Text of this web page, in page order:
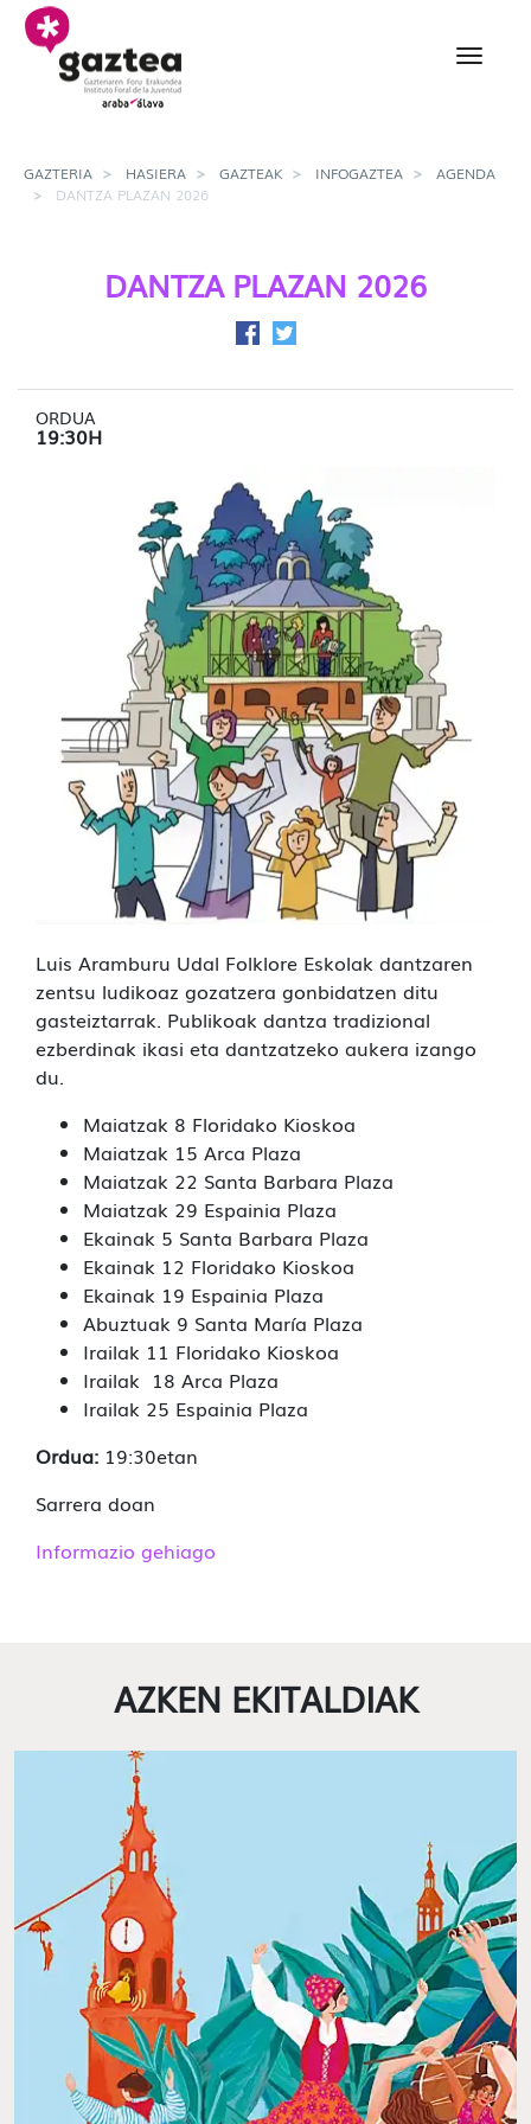
Eduki nagusira joan
Dantza Plazan 2026 -
GAZTERIA HASIERA GAZTEAK INFOGAZTEA
AGENDA
DANTZA PLAZAN 2026
DANTZA PLAZAN 2026
Facebook-en partekatu
Twitter-en partekatu
ORDUA
19:30H
Luis Aramburu Udal Folklore Eskolak dantzaren
zentsu ludikoaz gozatzera gonbidatzen ditu
gasteiztarrak. Publikoak dantza tradizional
ezberdinak ikasi eta dantzatzeko aukera izango
du.
Maiatzak 8 Floridako Kioskoa
Maiatzak 15 Arca Plaza
Maiatzak 22 Santa Barbara Plaza
Maiatzak 29 Espainia Plaza
Ekainak 5 Santa Barbara Plaza
Ekainak 12 Floridako Kioskoa
Ekainak 19 Espainia Plaza
Abuztuak 9 Santa María Plaza
Irailak 11 Floridako Kioskoa
Irailak 18 Arca Plaza
Irailak 25 Espainia Plaza
Ordua: 19:30etan
Sarrera doan
Informazio gehiago
AZKEN EKITALDIAK